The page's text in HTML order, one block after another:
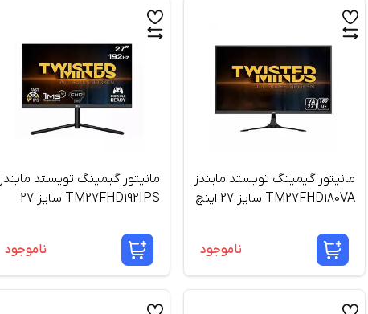
مانیتور گیمینگ تویستد مایندز
TM27FHD180VA سایز 27 اینچ
ناموجود
مانیتور گیمینگ تویستد مایندز
TM27FHD192IPS سایز 27
ناموجود